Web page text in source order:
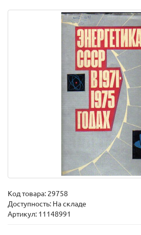
Код товара: 29758
Доступность: На складе
Артикул: 11148991